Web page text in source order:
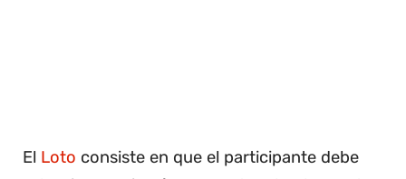
El Loto consiste en que el participante debe